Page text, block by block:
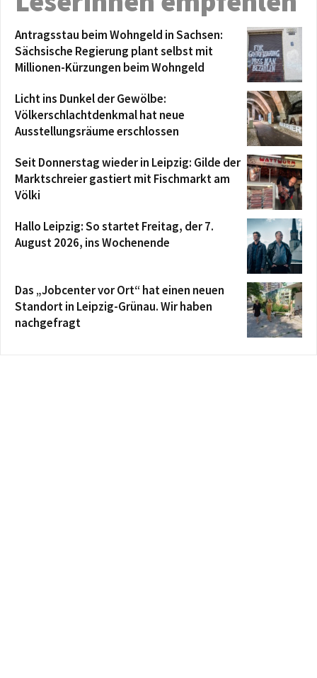
Antragsstau beim Wohngeld in Sachsen:
Sächsische Regierung plant selbst mit
Millionen-Kürzungen beim Wohngeld
Licht ins Dunkel der Gewölbe:
Völkerschlachtdenkmal hat neue
Ausstellungsräume erschlossen
Seit Donnerstag wieder in Leipzig: Gilde der
Marktschreier gastiert mit Fischmarkt am
Völki
Hallo Leipzig: So startet Freitag, der 7.
August 2026, ins Wochenende
Das „Jobcenter vor Ort“ hat einen neuen
Standort in Leipzig-Grünau. Wir haben
nachgefragt